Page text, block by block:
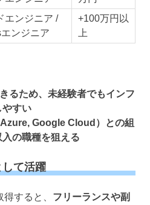
エンジニア /
ンジニア
+100万円以
上
るため、未経験者でもインフ
やすい
Google Cloud）との組
の職種を狙える
て活躍
すると、 フリーランスや副